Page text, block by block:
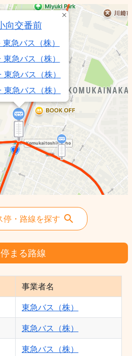
向交番前
急バス（株）
急バス（株）
急バス（株）
急バス（株）
東急バス（株）
停・路線を探す
まる路線
事業者名
東急バス（株）
東急バス（株）
東急バス（株）